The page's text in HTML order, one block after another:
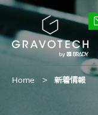
Skip
main
content
ラ
ボ
テ
ッ
Home 新着情報